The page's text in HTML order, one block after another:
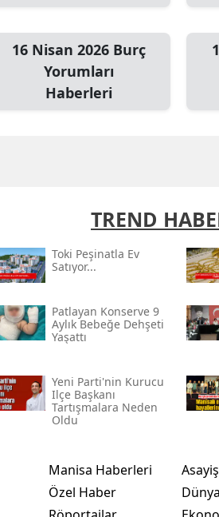
16 Nisan 2026 Burç
Yorumları
Haberleri
TREND
Toki̇ Peşinatla Ev
Satıyor...
Patlayan Konserve 9
Aylık Bebeğe Dehşeti
Yaşattı
Yeni Parti'nin Kurucu
Ilçe Başkanı
Tartışmalara Neden
Oldu
Manisa Haberleri
Özel Haber
Asayiş
Dünya